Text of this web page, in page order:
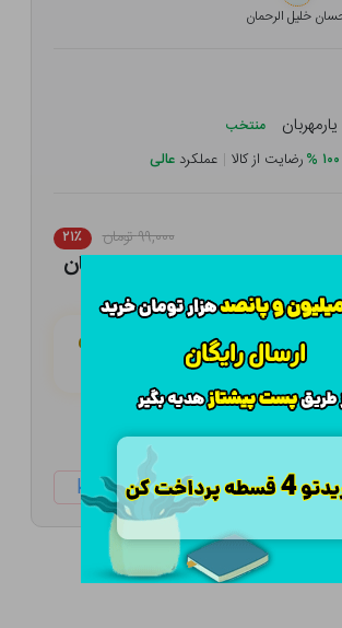
خلیل الرحمان
منتخب
۱۰۰ %رضایت از کالا | عملکرد عالی
۹۹,۰۰۰ تومان ۲۱٪
۷۸,۲۱۰ تومان
هـر قسط با تــرب‌پــی:
ketabtala.com/sbp-29387